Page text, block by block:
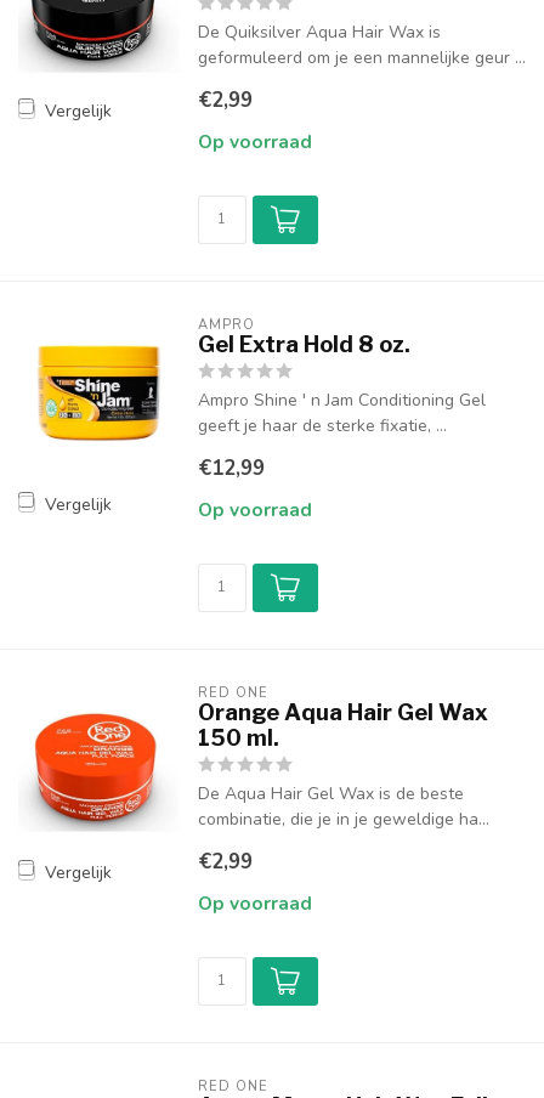
Vergelijk
De Quiksilver Aqua Hair Wax is
geformuleerd om je een mannelijke geur ...
€2,99
Op voorraad
Vergelijk
AMPRO
Gel Extra Hold 8 oz.
Ampro Shine ' n Jam Conditioning Gel
geeft je haar de sterke fixatie, ...
€12,99
Op voorraad
Vergelijk
RED ONE
Orange Aqua Hair Gel Wax
150 ml.
De Aqua Hair Gel Wax is de beste
combinatie, die je in je geweldige ha...
€2,99
Op voorraad
RED ONE